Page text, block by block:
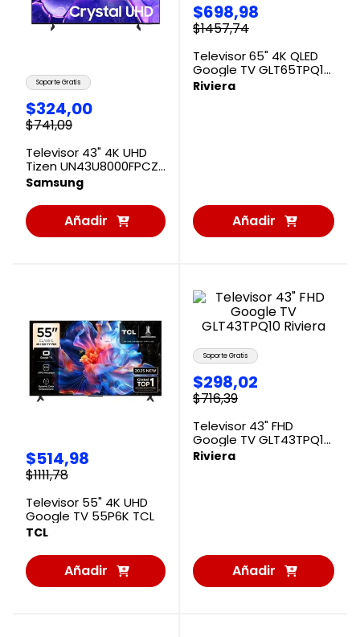
Soporte Gratis
$324,00
$741,09
Televisor 43" 4K UHD
Tizen UN43U8000FPCZE
Samsung
Samsung
Añadir
al
$698,98
$1457,74
Televisor 65" 4K QLED
Google TV GLT65TPQ10
Riviera
Riviera
Añadir
al
$514,98
$1111,78
Televisor 55" 4K UHD
Google TV 55P6K TCL
TCL
Añadir
al
Soporte Gratis
$298,02
$716,39
Televisor 43" FHD
Google TV GLT43TPQ10
Riviera
Riviera
Añadir
al